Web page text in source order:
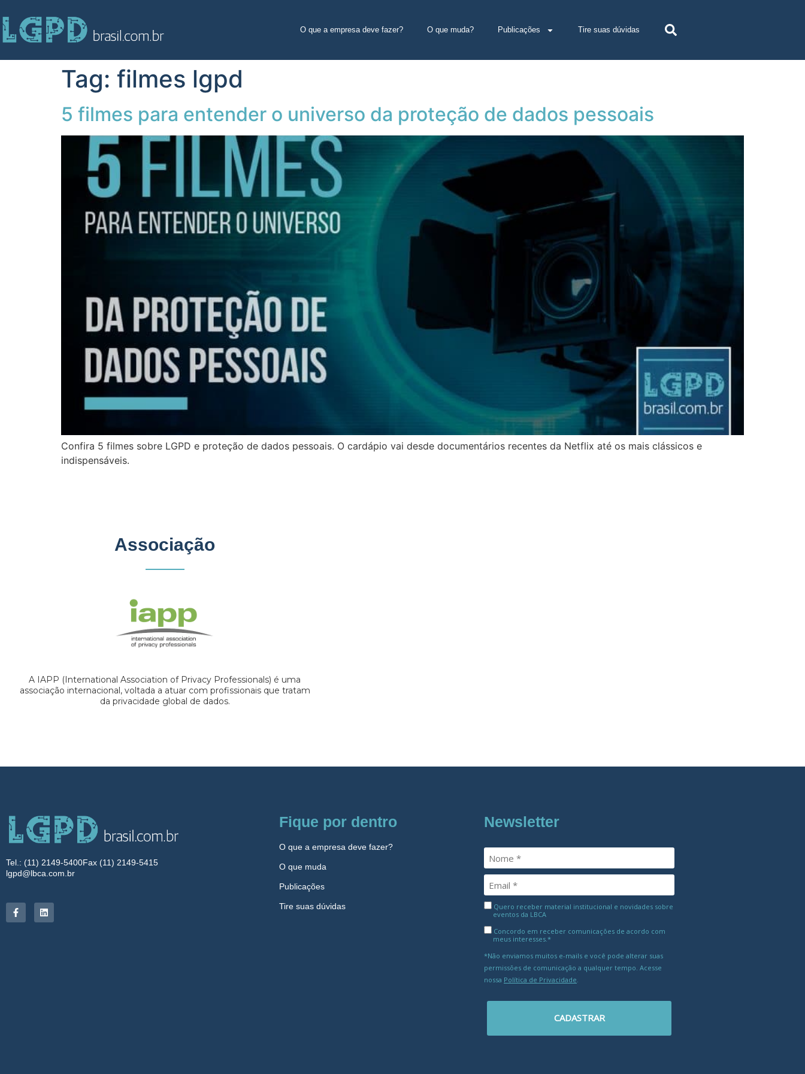
O que a empresa deve fazer? O que muda? Publicações Tire suas dúvidas
Tag: filmes lgpd
5 filmes para entender o universo da proteção de dados pessoais
Confira 5 filmes sobre LGPD e proteção de dados pessoais. O cardápio vai desde documentários recentes da Netflix até os mais clássicos e
indispensáveis.
Associação
A IAPP (International Association of Privacy Professionals) é uma
associação internacional, voltada a atuar com profissionais que tratam
da privacidade global de dados.
Tel.: (11) 2149-5400Fax (11) 2149-5415
lgpd@lbca.com.br
Fique por dentro
O que a empresa deve fazer?
O que muda
Publicações
Tire suas dúvidas
Newsletter
Quero receber material institucional e novidades sobre
eventos da LBCA
Concordo em receber comunicações de acordo com
meus interesses.*
*Não enviamos muitos e-mails e você pode alterar suas
permissões de comunicação a qualquer tempo. Acesse
nossa Política de Privacidade
CADASTRAR